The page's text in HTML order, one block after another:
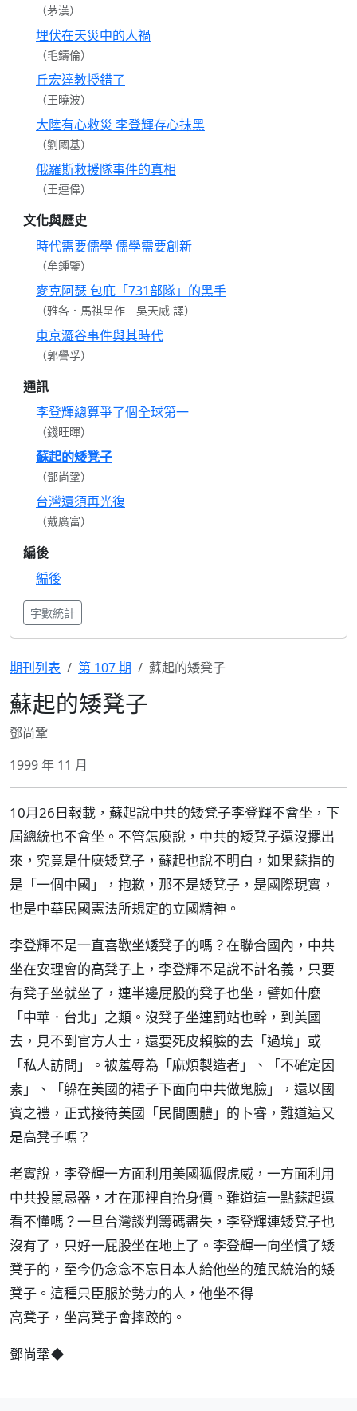
（茅漢）
埋伏在天災中的人禍
（毛鑄倫）
丘宏達教授錯了
（王曉波）
大陸有心救災 李登輝存心抹黑
（劉國基）
俄羅斯救援隊事件的真相
（王連偉）
文化與歷史
時代需要儒學 儒學需要創新
（牟鍾鑒）
麥克阿瑟 包庇「731部隊」的黑手
（雅各．馬祺呈作 吳天威 譯）
東京澀谷事件與其時代
（郭譽孚）
通訊
李登輝總算爭了個全球第一
（錢旺暉）
蘇起的矮凳子
（鄧尚鞏）
台灣還須再光復
（戴廣富）
編後
編後
字數統計
期刊列表 第 107 期 蘇起的矮凳子
蘇起的矮凳子
鄧尚鞏
1999 年 11 月
10月26日報載，蘇起說中共的矮凳子李登輝不會坐，下
屆總統也不會坐。不管怎麼說，中共的矮凳子還沒擺出
來，究竟是什麼矮凳子，蘇起也說不明白，如果蘇指的
是「一個中國」，抱歉，那不是矮凳子，是國際現實，
也是中華民國憲法所規定的立國精神。
李登輝不是一直喜歡坐矮凳子的嗎？在聯合國內，中共
坐在安理會的高凳子上，李登輝不是說不計名義，只要
有凳子坐就坐了，連半邊屁股的凳子也坐，譬如什麼
「中華．台北」之類。沒凳子坐連罰站也幹，到美國
去，見不到官方人士，還要死皮賴臉的去「過境」或
「私人訪問」。被羞辱為「麻煩製造者」、「不確定因
素」、「躲在美國的裙子下面向中共做鬼臉」，還以國
賓之禮，正式接待美國「民間團體」的卜睿，難道這又
是高凳子嗎？
老實說，李登輝一方面利用美國狐假虎威，一方面利用
中共投鼠忌器，才在那裡自抬身價。難道這一點蘇起還
看不懂嗎？一旦台灣談判籌碼盡失，李登輝連矮凳子也
沒有了，只好一屁股坐在地上了。李登輝一向坐慣了矮
凳子的，至今仍念念不忘日本人給他坐的殖民統治的矮
凳子。這種只臣服於勢力的人，他坐不得
高凳子，坐高凳子會摔跤的。
鄧尚鞏◆